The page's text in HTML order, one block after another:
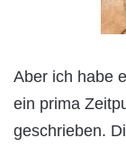
Aber ich habe
ein prima
geschrieben.